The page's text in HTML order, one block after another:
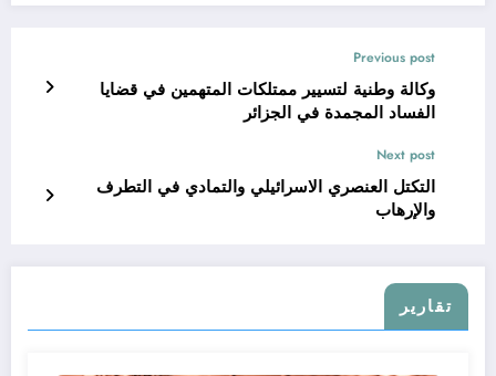
Previous post
وكالة وطنية لتسيير ممتلكات المتهمين في قضايا
الفساد المجمدة في الجزائر
Next post
التكتل العنصري الاسرائيلي والتمادي في التطرف
والإرهاب
تقارير